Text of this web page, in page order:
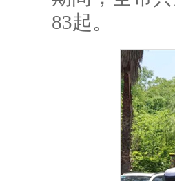
83起。